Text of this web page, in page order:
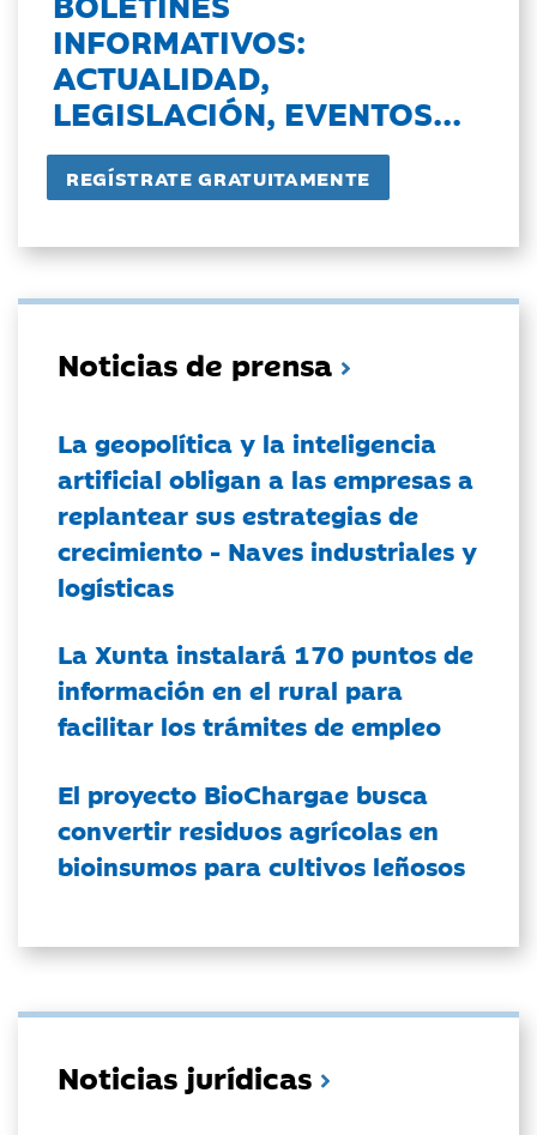
INFORMATIVOS:
ACTUALIDAD,
LEGISLACIÓN, EVENTOS...
Noticias de prensa
La geopolítica y la inteligencia
artificial obligan a las empresas a
replantear sus estrategias de
crecimiento - Naves industriales y
logísticas
La Xunta instalará 170 puntos de
información en el rural para
facilitar los trámites de empleo
El proyecto BioChargae busca
convertir residuos agrícolas en
bioinsumos para cultivos leñosos
Noticias jurídicas